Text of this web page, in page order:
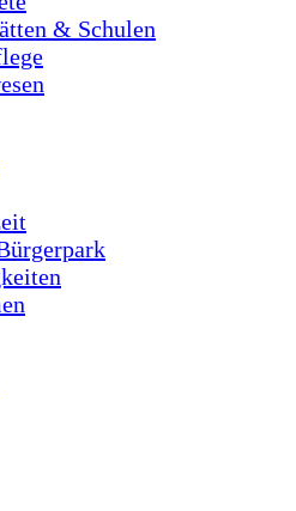
& Schulen